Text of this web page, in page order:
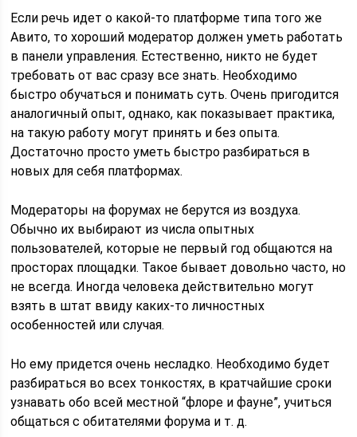
Если речь идет о какой-то платформе типа того же
Авито, то хороший модератор должен уметь работать
в панели управления. Естественно, никто не будет
требовать от вас сразу все знать. Необходимо
быстро обучаться и понимать суть. Очень пригодится
аналогичный опыт, однако, как показывает практика,
на такую работу могут принять и без опыта.
Достаточно просто уметь быстро разбираться в
новых для себя платформах.
Модераторы на форумах не берутся из воздуха.
Обычно их выбирают из числа опытных
пользователей, которые не первый год общаются на
просторах площадки. Такое бывает довольно часто, но
не всегда. Иногда человека действительно могут
взять в штат ввиду каких-то личностных
особенностей или случая.
Но ему придется очень несладко. Необходимо будет
разбираться во всех тонкостях, в кратчайшие сроки
узнавать обо всей местной “флоре и фауне”, учиться
общаться с обитателями форума и т. д.